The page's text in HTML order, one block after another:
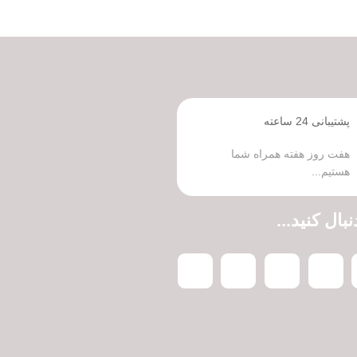
پشتیبانی 24 ساعته
هفت روز هفته همراه شما
هستیم...
کنید...